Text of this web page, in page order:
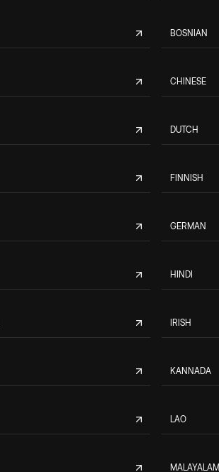
BOSNIAN
CHINESE
DUTCH
FINNISH
GERMAN
HINDI
IRISH
KANNADA
LAO
MALAYALAM